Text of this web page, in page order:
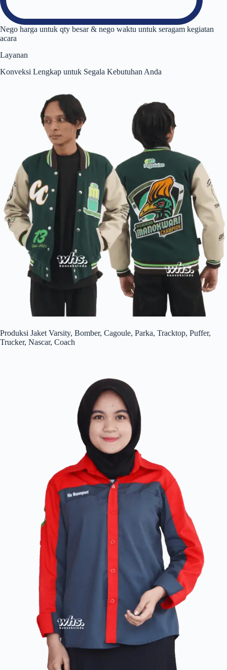
Nego harga untuk qty besar & nego waktu untuk seragam kegiatan
acara
Layanan
Konveksi Lengkap untuk Segala Kebutuhan Anda
Produksi Jaket Varsity, Bomber, Cagoule, Parka, Tracktop, Puffer,
Trucker, Nascar, Coach